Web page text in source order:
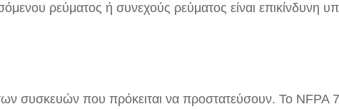
ρεύματος ή συνεχούς ρεύματος είναι επικίνδυνη
συσκευών που πρόκειται να προστατεύσουν. Το NFPA